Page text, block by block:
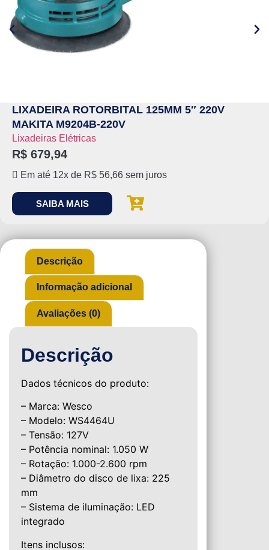
LIXADEIRA ROTORBITAL 125MM 5″ 220V
MAKITA M9204B-220V
Lixadeiras Elétricas
R$ 679,94
Em até 12x de R$ 56,66 sem juros
SAIBA MAIS
Descrição
Informação adicional
Avaliações (0)
Descrição
Dados técnicos do produto:
– Marca: Wesco
– Modelo: WS4464U
– Tensão: 127V
– Potência nominal: 1.050 W
– Rotação: 1.000-2.600 rpm
– Diâmetro do disco de lixa: 225
mm
– Sistema de iluminação: LED
integrado
Itens inclusos: